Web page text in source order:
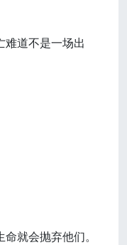
难道不是一场出
就会抛弃他们。